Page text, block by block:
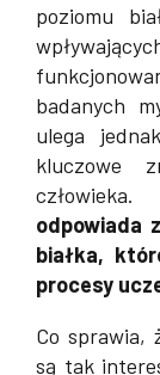
poziomu
badanych
ulega
kluczowe
człowieka.
odpowiada
białka,
procesy
Co sprawia,
są tak